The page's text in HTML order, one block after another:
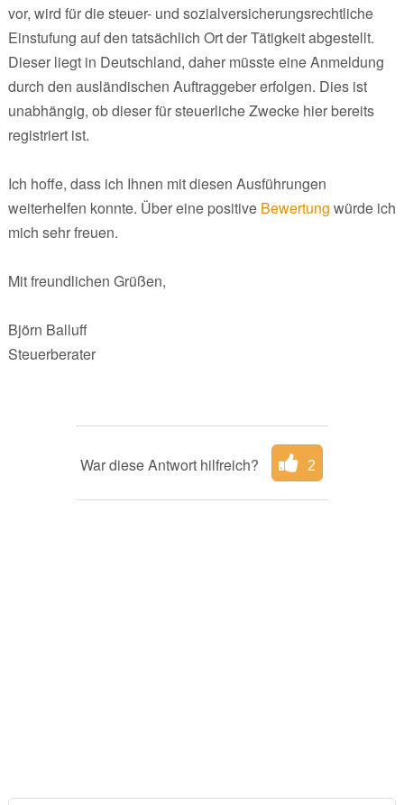
vor, wird für die steuer- und sozialversicherungsrechtliche
Einstufung auf den tatsächlich Ort der Tätigkeit abgestellt.
Dieser liegt in Deutschland, daher müsste eine Anmeldung
durch den ausländischen Auftraggeber erfolgen. Dies ist
unabhängig, ob dieser für steuerliche Zwecke hier bereits
registriert ist.
Ich hoffe, dass ich Ihnen mit diesen Ausführungen
weiterhelfen konnte. Über eine positive Bewertung würde ich
mich sehr freuen.
Mit freundlichen Grüßen,
Björn Balluff
Steuerberater
War diese Antwort hilfreich? 2